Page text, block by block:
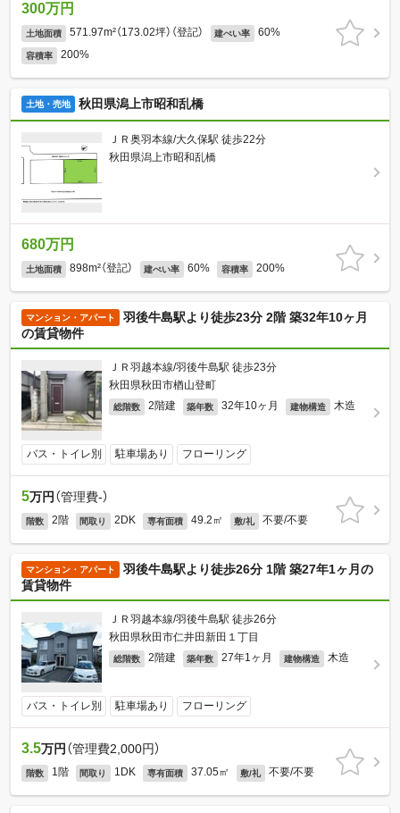
300万円
土地面積 571.97m²（173.02坪）（登記） 建ぺい率 60%
容積率 200%
土地・売地 秋田県潟上市昭和乱橋
ＪＲ奥羽本線/大久保駅 徒歩22分
秋田県潟上市昭和乱橋
680万円
土地面積 898m²（登記） 建ぺい率 60% 容積率 200%
マンション・アパート
羽後牛島駅より徒歩23分 2階 築32年10ヶ月
の賃貸物件
ＪＲ羽越本線/羽後牛島駅 徒歩23分
秋田県秋田市楢山登町
総階数 2階建 築年数 32年10ヶ月 建物構造 木造
バス・トイレ別 駐車場あり フローリング
5万円 （管理費-）
階数 2階 間取り 2DK 専有面積 49.2㎡ 敷/礼 不要/不要
マンション・アパート
羽後牛島駅より徒歩26分 1階 築27年1ヶ月の
賃貸物件
ＪＲ羽越本線/羽後牛島駅 徒歩26分
秋田県秋田市仁井田新田１丁目
総階数 2階建 築年数 27年1ヶ月 建物構造 木造
バス・トイレ別 駐車場あり フローリング
3.5万円 （管理費2,000円）
階数 1階 間取り 1DK 専有面積 37.05㎡ 敷/礼 不要/不要